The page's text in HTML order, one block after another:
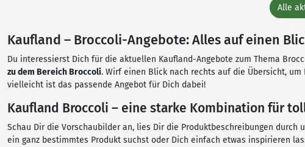
Alle
Kaufland – Broccoli-Angebote: Alles auf einen
Du interessierst Dich für die aktuellen Kaufland-Angebote zum Thema
zu dem Bereich Broccoli. Wirf einen Blick nach rechts auf die Übersicht,
vielleicht ist das passende Angebot für Dich dabei!
Kaufland Broccoli – eine starke Kombination für
Schau Dir die Vorschaubilder an, lies Dir die Produktbeschreibungen
ein ganz bestimmtes Produkt suchst oder Dich einfach etwas inspirieren